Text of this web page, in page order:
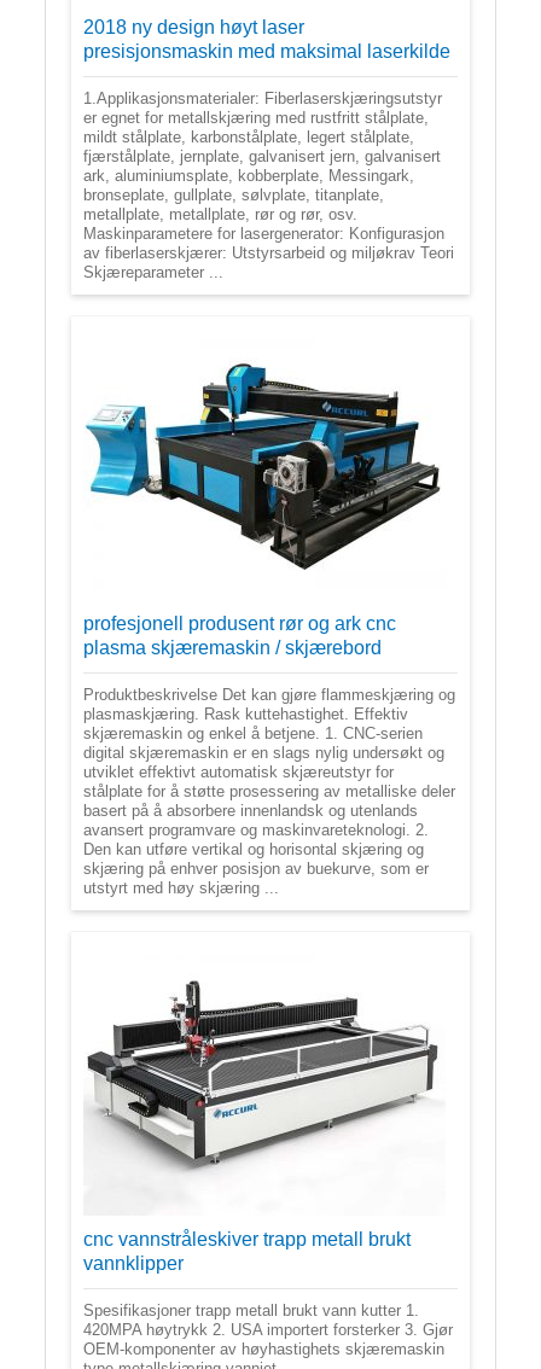
2018 ny design høyt laser
presisjonsmaskin med maksimal laserkilde
1.Applikasjonsmaterialer: Fiberlaserskjæringsutstyr
er egnet for metallskjæring med rustfritt stålplate,
mildt stålplate, karbonstålplate, legert stålplate,
fjærstålplate, jernplate, galvanisert jern, galvanisert
ark, aluminiumsplate, kobberplate, Messingark,
bronseplate, gullplate, sølvplate, titanplate,
metallplate, metallplate, rør og rør, osv.
Maskinparametere for lasergenerator: Konfigurasjon
av fiberlaserskjærer: Utstyrsarbeid og miljøkrav Teori
Skjæreparameter ...
profesjonell produsent rør og ark cnc
plasma skjæremaskin / skjærebord
Produktbeskrivelse Det kan gjøre flammeskjæring og
plasmaskjæring. Rask kuttehastighet. Effektiv
skjæremaskin og enkel å betjene. 1. CNC-serien
digital skjæremaskin er en slags nylig undersøkt og
utviklet effektivt automatisk skjæreutstyr for
stålplate for å støtte prosessering av metalliske deler
basert på å absorbere innenlandsk og utenlands
avansert programvare og maskinvareteknologi. 2.
Den kan utføre vertikal og horisontal skjæring og
skjæring på enhver posisjon av buekurve, som er
utstyrt med høy skjæring ...
cnc vannstråleskiver trapp metall brukt
vannklipper
Spesifikasjoner trapp metall brukt vann kutter 1.
420MPA høytrykk 2. USA importert forsterker 3. Gjør
OEM-komponenter av høyhastighets skjæremaskin